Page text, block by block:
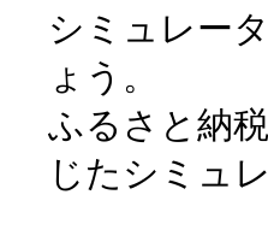
シミュレー
ょう。
ふるさと納
じたシミュ